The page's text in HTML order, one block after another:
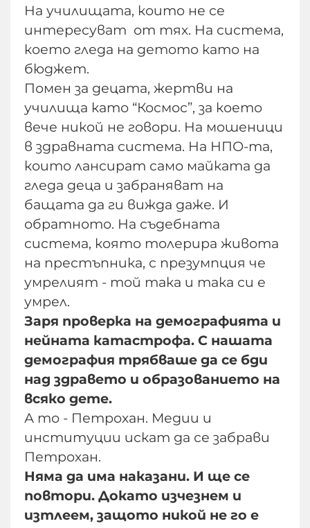
На училищата, които не се
интересуват от тях. На система,
което гледа на детото като на
бюджет.
Помен за децата, жертви на
училища като “Космос”, за което
вече никой не говори. На мошеници
в здравната система. На НПО-та,
които лансират само майката да
гледа деца и забраняват на
бащата да ги вижда даже. И
обратното. На съдебната
система, която толерира живота
на престъпника, с презумпция че
умрелият - той така и така си е
умрел.
Заря проверка на демографията и
нейната катастрофа. С нашата
демография трябваше да се бди
над здравето и образованието на
всяко дете.
А то - Петрохан. Медии и
институции искат да се забрави
Петрохан.
Няма да има наказани. И ще се
повтори. Докато изчезнем и
изтлеем, защото никой не го е